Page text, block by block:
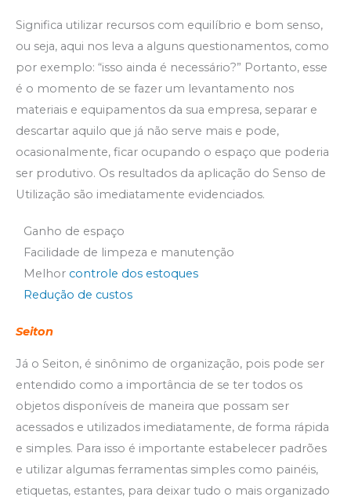
Significa utilizar recursos com equilíbrio e bom senso,
ou seja, aqui nos leva a alguns questionamentos, como
por exemplo: “isso ainda é necessário?” Portanto, esse
é o momento de se fazer um levantamento nos
materiais e equipamentos da sua empresa, separar e
descartar aquilo que já não serve mais e pode,
ocasionalmente, ficar ocupando o espaço que poderia
ser produtivo. Os resultados da aplicação do Senso de
Utilização são imediatamente evidenciados.
Ganho de espaço
Facilidade de limpeza e manutenção
Melhor controle dos estoques
Redução de custos
Seiton
Já o Seiton, é sinônimo de organização, pois pode ser
entendido como a importância de se ter todos os
objetos disponíveis de maneira que possam ser
acessados e utilizados imediatamente, de forma rápida
e simples. Para isso é importante estabelecer padrões
e utilizar algumas ferramentas simples como painéis,
etiquetas, estantes, para deixar tudo o mais organizado